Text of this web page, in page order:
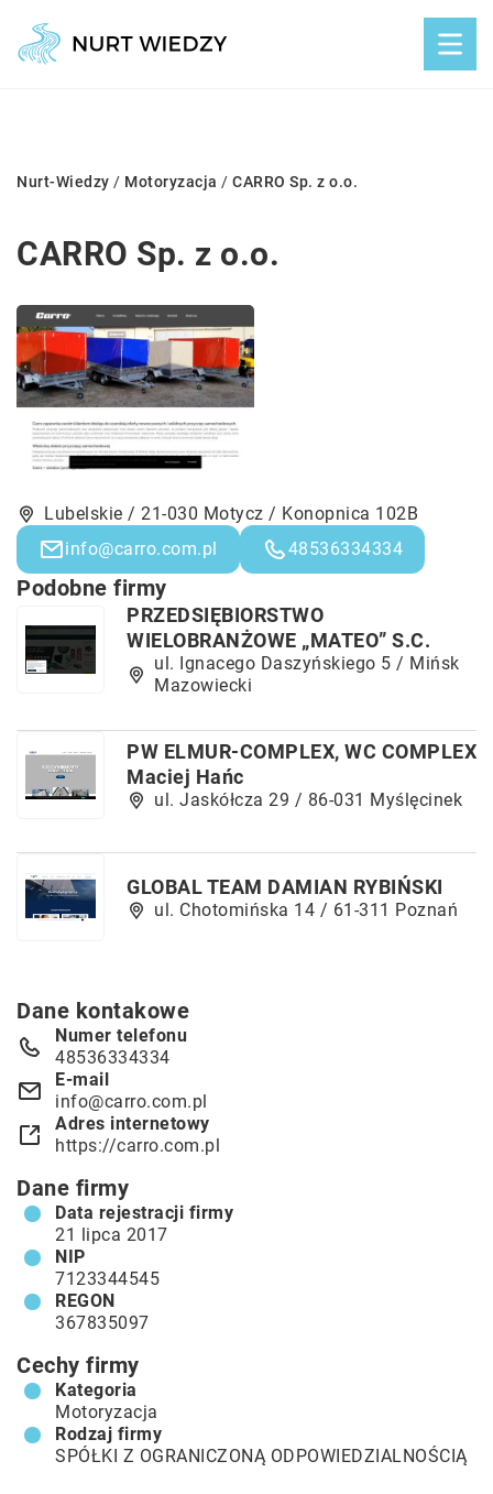
Nurt-Wiedzy / Motoryzacja / CARRO Sp. z o.o.
CARRO Sp. z o.o.
Lubelskie / 21-030 Motycz / Konopnica 102B
info@carro.com.pl
48536334334
Podobne firmy
PRZEDSIĘBIORSTWO
WIELOBRANŻOWE „MATEO” S.C.
ul. Ignacego Daszyńskiego 5 / Mińsk
Mazowiecki
PW ELMUR-COMPLEX, WC COMPLEX
Maciej Hańc
ul. Jaskółcza 29 / 86-031 Myślęcinek
GLOBAL TEAM DAMIAN RYBIŃSKI
ul. Chotomińska 14 / 61-311 Poznań
Dane kontakowe
Numer telefonu
48536334334
E-mail
info@carro.com.pl
Adres internetowy
https://carro.com.pl
Dane firmy
Data rejestracji firmy
21 lipca 2017
NIP
7123344545
REGON
367835097
Cechy firmy
Kategoria
Motoryzacja
Rodzaj firmy
SPÓŁKI Z OGRANICZONĄ ODPOWIEDZIALNOŚCIĄ